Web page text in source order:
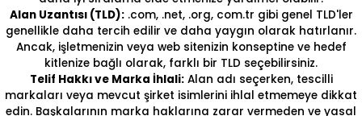
Alan Uzantısı (TLD):.com, .net, .org, com.tr gibi genel TLD'ler
genellikle daha tercih edilir ve daha yaygın olarak hatırlanır.
Ancak, işletmenizin veya web sitenizin konseptine ve hedef
kitlenize bağlı olarak, farklı bir TLD seçebilirsiniz.
Telif Hakkı ve Marka İhlali:Alan adı seçerken, tescilli
markaları veya mevcut şirket isimlerini ihlal etmemeye dikkat
edin. Başkalarının marka haklarına zarar vermeden ve yasal